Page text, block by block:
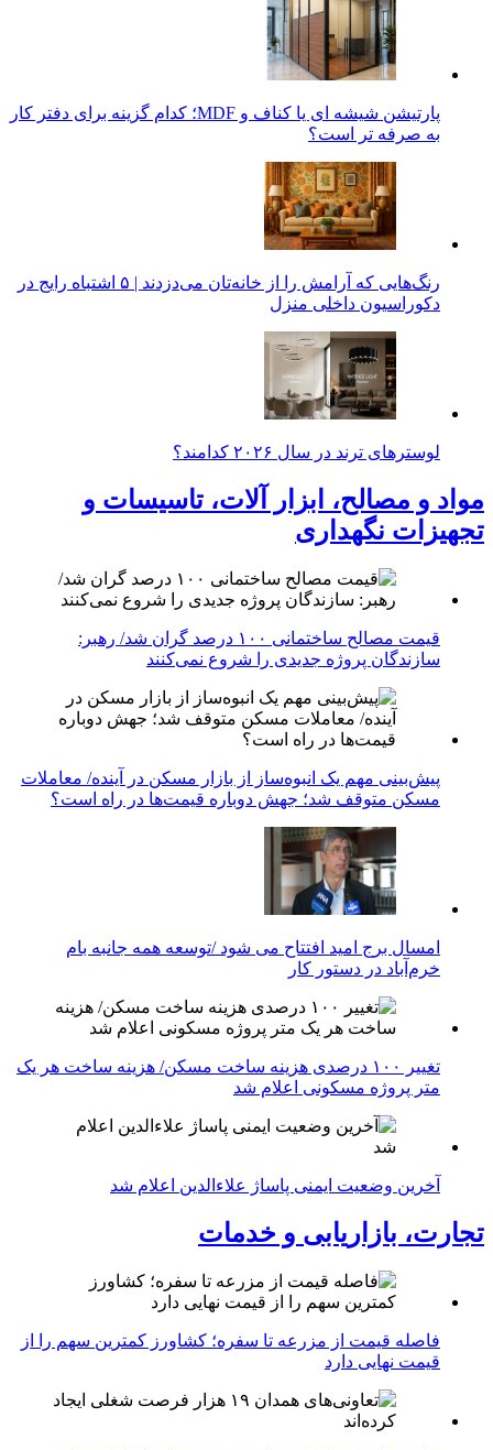
پارتیشن شیشه ای یا کناف و MDF؛ کدام گزینه برای دفتر کار
به صرفه تر است؟
رنگ‌هایی که آرامش را از خانه‌تان می‌دزدند | ۵ اشتباه رایج در
دکوراسیون داخلی منزل
لوسترهای ترند در سال ۲۰۲۶ کدامند؟
مواد و مصالح، ابزار آلات، تاسیسات و
تجهیزات نگهداری
قیمت مصالح ساختمانی ۱۰۰ درصد گران شد/ رهبر:
سازندگان پروژه جدیدی را شروع نمی‌کنند
پیش‌بینی مهم یک انبوه‌ساز از بازار مسکن در آینده/ معاملات
مسکن متوقف شد؛ جهش دوباره قیمت‌ها در راه است؟
امسال برج امید افتتاح می شود /توسعه همه جانبه بام
خرم‌آباد در دستور کار
تغییر ۱۰۰ درصدی هزینه ساخت مسکن/ هزینه ساخت هر یک
متر پروژه مسکونی اعلام شد
آخرین وضعیت ایمنی پاساژ علاءالدین اعلام شد
تجارت، بازاریابی و خدمات
فاصله قیمت از مزرعه تا سفره؛ کشاورز کمترین سهم را از
قیمت نهایی دارد